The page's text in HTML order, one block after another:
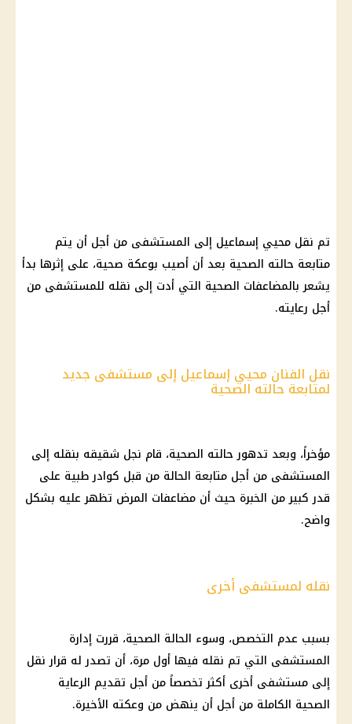
تم نقل محيي إسماعيل إلى المستشفى من أجل أن يتم
متابعة حالته الصحية بعد أن أصيب بوعكة صحية، على إثرها بدأ
يشعر بالمضاعفات الصحية التي أدت إلى نقله للمستشفى من
أجل رعايته.
نقل الفنان محيي إسماعيل إلى مستشفى جديد
لمتابعة حالته الصحية
مؤخراً، وبعد تدهور حالته الصحية، قام نجل شقيقه بنقله إلى
المستشفى من أجل متابعة الحالة من قبل كوادر طبية على
قدر كبير من الخبرة حيث أن مضاعفات المرض تظهر عليه بشكل
واضح.
نقله لمستشفى أخرى
بسبب عدم التخصص، وسوء الحالة الصحية، قررت إدارة
المستشفى التي تم نقله فيها أول مرة، أن تصدر له قرار نقل
إلى مستشفى أخرى أكثر تخصصاً من أجل تقديم الرعاية
الصحية الكاملة من أجل أن ينهض من وعكته الأخيرة.